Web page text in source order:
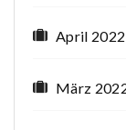
April 2022
März